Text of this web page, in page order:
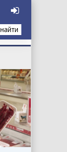
найти